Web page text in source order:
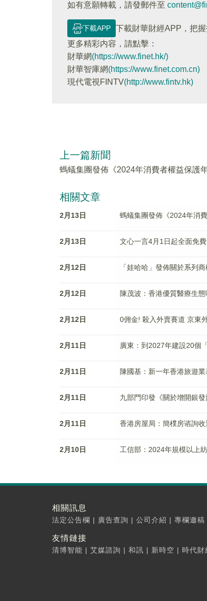
如有意願轉載，請發郵件至
下載APP
下載財華財經APP，把
更多精彩内容，請點擊：
財華網(https://www.finet.hk/)
財華智庫網(https://www.finet.com.cn)
現代電視FINTV(http://www.fintv.hk)
上一篇新聞
螞蟻集團發佈《2024年消費者權益保護年
相關文章
2月13日 螞蟻集團發佈《2024年消
2月13日 文心一言4月1日起全面免費
2月12日 「娃哈哈」發佈關於系列
2月12日 陳茂波：香港優質醫療生
2月12日 0佣金! 殺入外賣賽道 京東
2月11日 廣東：到2027年建設20個
2月11日 陳國基：新一年香港旅遊
2月11日 九部門印發《關於增開銀
2月11日 香港房屋局：簡樸房谘詢
2月10日 工信部：2024年規模以上
相關訊息
法定公告欄 | 廣告查詢 | 公司介紹 | 專欄邀稿
友情鏈接
清博智能 | 艾媒諮詢 | 和訊 | 新時空 | 時代財